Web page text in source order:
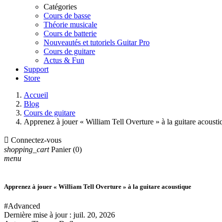
Catégories
Cours de basse
Théorie musicale
Cours de batterie
Nouveautés et tutoriels Guitar Pro
Cours de guitare
Actus & Fun
Support
Store
Accueil
Blog
Cours de guitare
Apprenez à jouer « William Tell Overture » à la guitare
 Connectez-vous
shopping_cart Panier (0)
menu
Apprenez à jouer « William Tell Overture » à la guitare acoustique
#Advanced
Dernière mise à jour : juil. 20, 2026